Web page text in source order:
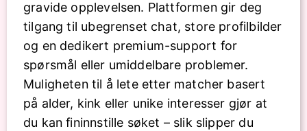
gravide opplevelsen. Plattformen gir deg
tilgang til ubegrenset chat, store profilbilder
og en dedikert premium-support for
spørsmål eller umiddelbare problemer.
Muligheten til å lete etter matcher basert
på alder, kink eller unike interesser gjør at
du kan fininnstille søket – slik slipper du